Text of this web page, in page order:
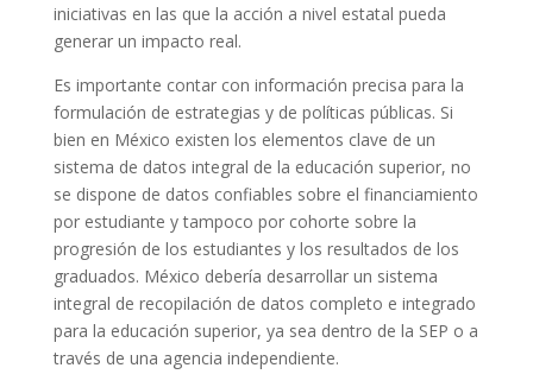
iniciativas en las que la acción a nivel estatal pueda
generar un impacto real.
Es importante contar con información precisa para la
formulación de estrategias y de políticas públicas. Si
bien en México existen los elementos clave de un
sistema de datos integral de la educación superior, no
se dispone de datos confiables sobre el financiamiento
por estudiante y tampoco por cohorte sobre la
progresión de los estudiantes y los resultados de los
graduados. México debería desarrollar un sistema
integral de recopilación de datos completo e integrado
para la educación superior, ya sea dentro de la SEP o a
través de una agencia independiente.